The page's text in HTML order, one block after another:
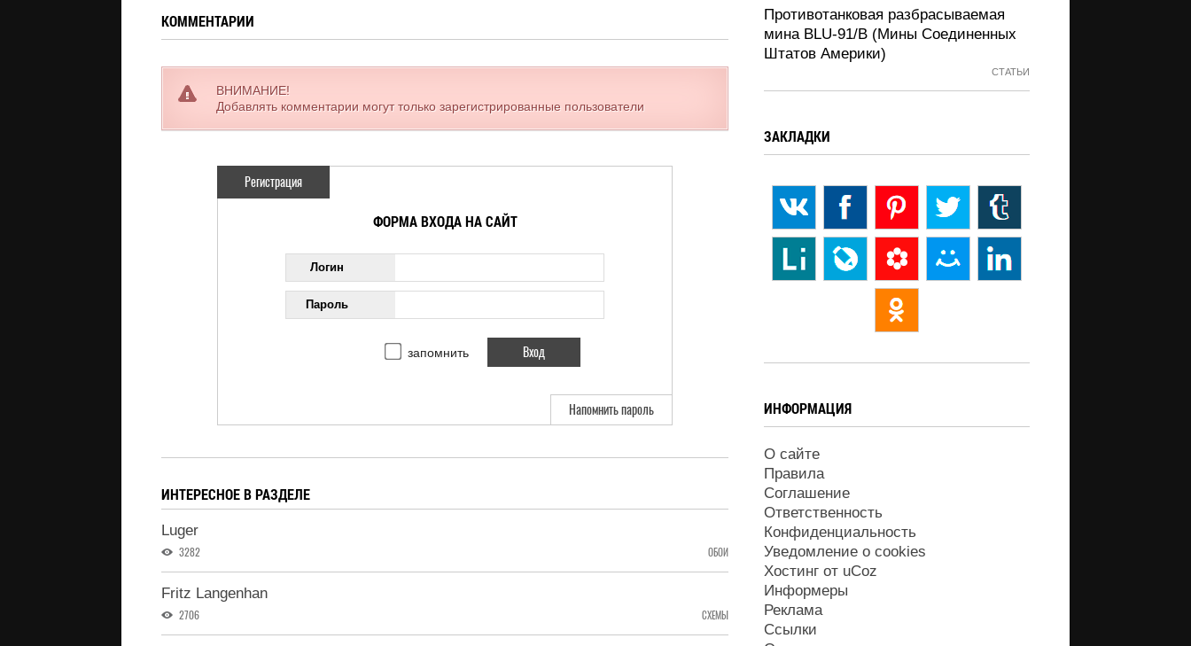
КОММЕНТАРИИ
ВНИМАНИЕ!
Добавлять комментарии могут только зарегистрированные пользователи
Регистрация
ФОРМА ВХОДА НА САЙТ
Логин
Пароль
запомнить
Напомнить пароль
ИНТЕРЕСНОЕ В РАЗДЕЛЕ
Luger
3282 ОБОИ
Fritz Langenhan
2706 СХЕМЫ
Противотанковая разбрасываемая
мина BLU-91/B (Мины Соединенных
Штатов Америки)
СТАТЬИ
ЗАКЛАДКИ
ИНФОРМАЦИЯ
О сайте
Правила
Соглашение
Ответственность
Конфиденциальность
Уведомление о cookies
Хостинг от uCoz
Информеры
Реклама
Ссылки